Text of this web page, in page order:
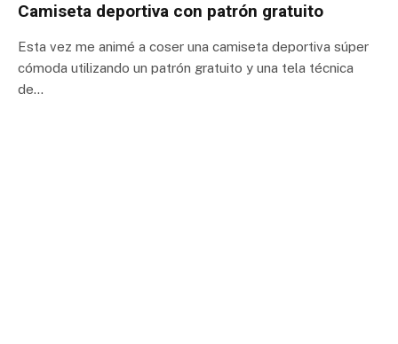
Camiseta deportiva con patrón gratuito
Esta vez me animé a coser una camiseta deportiva súper
cómoda utilizando un patrón gratuito y una tela técnica
de…